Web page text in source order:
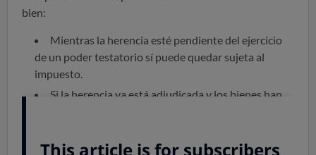
bien:
Mientras la herencia esté pendiente del ejercicio
de un poder testatorio sí puede quedar sujeta al
impuesto.
Si la herencia ya está adjudicada y los bienes han
quedar obligados.